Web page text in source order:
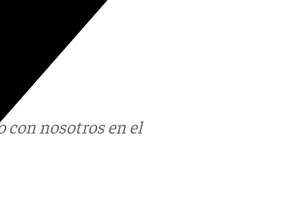
con nosotros en el